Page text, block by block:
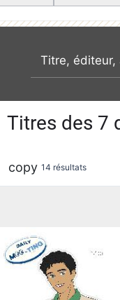
recherche par
Titres des 7
copy 14 résultats